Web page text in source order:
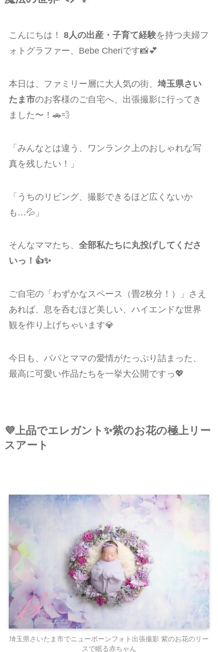
こんにちは！ 8人の出産・子育て経験を持つ夫婦フ
ォトグラファー、Bebe Cheriです📸💕
本日は、ファミリー層に大人気の街、 埼玉県さい
たま市のお客様のご自宅へ、出張撮影に行ってき
ました〜！🚗💨
「みんなとは違う、ワンランク上のおしゃれな写
真を残したい！」
「うちのリビング、撮影できるほど広くないか
も…💦」
そんなママたち、 全部私たちに丸投げしてくださ
いっ！👍✨
ご自宅の「わずかなスペース（畳2枚分！）」さえ
あれば、息を呑むほど美しい、ハイエンドな世界
観を作り上げちゃいます💎
今日も、パパとママの愛情がたっぷり詰まった、
最高に可愛い作品たちを一挙大公開ですっ💖
💜上品でエレガント✨紫のお花の極上リー
スアート
埼玉県さいたま市でニューボーンフォト出張撮影 紫のお花のリー
スで眠る赤ちゃん